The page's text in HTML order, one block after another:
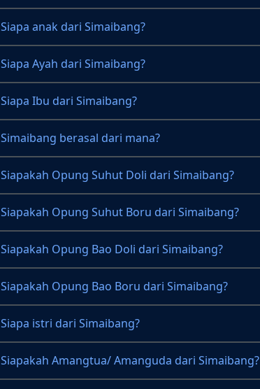
Siapa anak dari Simaibang?
Siapa Ayah dari Simaibang?
Siapa Ibu dari Simaibang?
Simaibang berasal dari mana?
Siapakah Opung Suhut Doli dari Simaibang?
Siapakah Opung Suhut Boru dari Simaibang?
Siapakah Opung Bao Doli dari Simaibang?
Siapakah Opung Bao Boru dari Simaibang?
Siapa istri dari Simaibang?
Siapakah Amangtua/ Amanguda dari Simaibang?